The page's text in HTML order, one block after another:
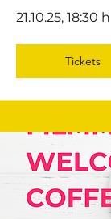
21.10.25, 18:30 h
Tickets